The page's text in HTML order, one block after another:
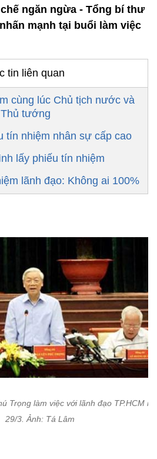
ngăn ngừa - Tổng bí thư
mạnh tại buổi làm việc
tin liên quan
cùng lúc Chủ tịch nước và
Thủ tướng
tín nhiệm nhân sự cấp cao
lấy phiếu tín nhiệm
lãnh đạo: Không ai 100%
Trọng làm việc với lãnh đạo TP.HCM
29/3. Ảnh: Tá Lâm